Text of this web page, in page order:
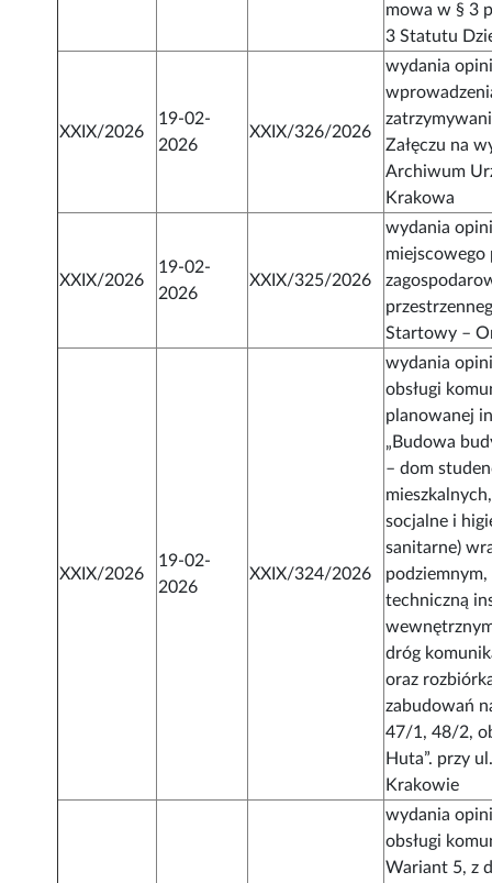
mowa w § 3
3 Statutu
XXIX/2026
19-02-
2026
XXIX/326/2026
wydania
Załęczu na
Archiwum
Krakowa
XXIX/2026
19-02-
2026
XXIX/325/2026
wydania
miejscowego
Startowy –
XXIX/2026
19-02-
2026
XXIX/324/2026
wydania
obsługi
planowanej
„Budowa
– dom
socjalne i
sanitarne)
techniczną
dróg
oraz
zabudowań
47/1, 48/2,
Huta”. przy
Krakowie
wydania
obsługi
Wariant 5, z